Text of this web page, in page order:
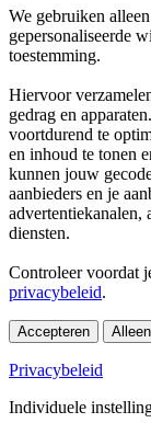
We gebruiken
gepersonaliseerde
toestemming.
Hiervoor
gedrag en
voortdurend te
en inhoud te tonen
kunnen jouw
aanbieders en je
advertentiekanalen,
diensten.
Controleer voordat
privacybeleid.
Accepteren
Privacybeleid
Individuele